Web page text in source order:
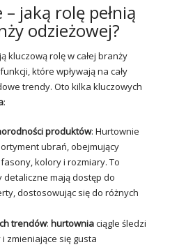
jaką rolę pełnią
odzieżowej?
kluczową rolę w całej branży
które wpływają na cały
trendy. Oto kilka kluczowych
:
produktów: Hurtownie
ubrań, obejmujący
kolory i rozmiary. To
detaliczne mają dostęp do
dostosowując się do różnych
trendów: hurtowniaciągle śledzi
zmieniające się gusta